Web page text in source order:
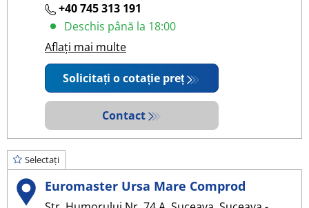
+40 745 313 191
Deschis până la 18:00
Aflați mai multe
Solicitați o cotație preț
Contact
Selectați
Euromaster Ursa Mare Comprod